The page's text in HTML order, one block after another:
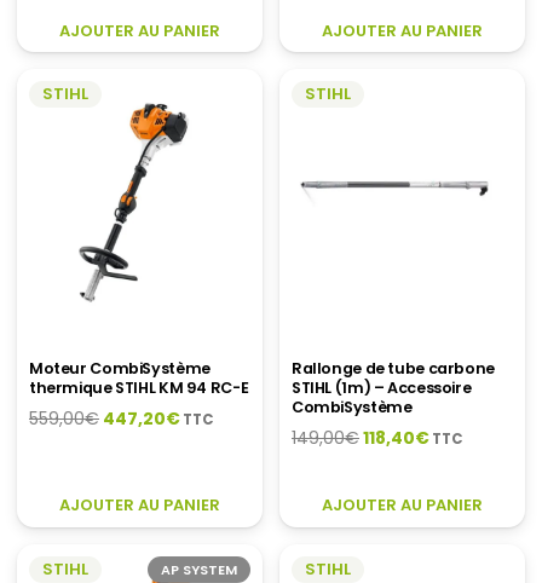
était :
est :
AJOUTER AU PANIER
était :
187,70€.
est :
149,20€.
AJOUTER AU PANIER
STIHL
Moteur CombiSystème
thermique STIHL KM 94 RC-E
559,00€ Le
était :
559,00€.
447,20€Le
est :
447,20€.
TTC
AJOUTER AU PANIER
STIHL
Rallonge de tube carbone
STIHL (1m) – Accessoire
CombiSystème
149,00€Le
était :
118,40€Le
est :
TTC
AJOUTER AU PANIER
AP SYSTEM
STIHL STIHL